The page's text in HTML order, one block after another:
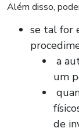
Além disso,
se tal for
a
um
de